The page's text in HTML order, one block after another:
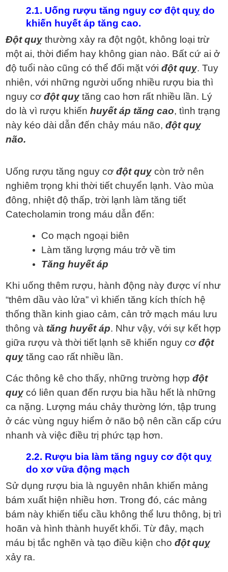
2.1. Uống rượu tăng nguy cơ đột quỵ do
khiến huyết áp tăng cao.
Đột quỵthường xảy ra đột ngột, không loại trừ
một ai, thời điểm hay không gian nào. Bất cứ ai ở
độ tuổi nào cũng có thể đối mặt với đột quỵ. Tuy
nhiên, với những người uống nhiều rượu bia thì
nguy cơ đột quỵtăng cao hơn rất nhiều lần. Lý
do là vì rượu khiến huyết áp tăng cao, tình trạng
này kéo dài dẫn đến chảy máu não, đột quỵ
não.
Uống rượu tăng nguy cơ đột quỵ còn trở nên
nghiêm trọng khi thời tiết chuyển lạnh. Vào mùa
đông, nhiệt độ thấp, trời lạnh làm tăng tiết
Catecholamin trong máu dẫn đến:
Co mạch ngoại biên
Làm tăng lượng máu trở về tim
Tăng huyết áp
Khi uống thêm rượu, hành động này được ví như
“thêm dầu vào lửa” vì khiến tăng kích thích hệ
thống thần kinh giao cảm, cản trở mạch máu lưu
thông và tăng huyết áp. Như vậy, với sự kết hợp
giữa rượu và thời tiết lạnh sẽ khiến nguy cơ đột
quỵtăng cao rất nhiều lần.
Các thông kê cho thấy, những trường hợp đột
quỵcó liên quan đến rượu bia hầu hết là những
ca nặng. Lượng máu chảy thường lớn, tập trung
ở các vùng nguy hiểm ở não bộ nên cần cấp cứu
nhanh và việc điều trị phức tạp hơn.
2.2. Rượu bia làm tăng nguy cơ đột quỵ
do xơ vữa động mạch
Sử dụng rượu bia là nguyên nhân khiến mảng
bám xuất hiện nhiều hơn. Trong đó, các mảng
bám này khiến tiểu cầu không thể lưu thông, bị trì
hoãn và hình thành huyết khối. Từ đây, mạch
máu bị tắc nghẽn và tạo điều kiện cho đột quỵ
xảy ra.